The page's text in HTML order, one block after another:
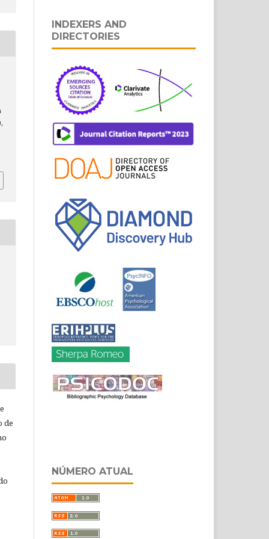
de
INDEXERS AND
DIRECTORIES
NÚMERO ATUAL